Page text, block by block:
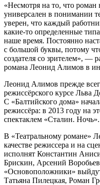
«Несмотря на то, что
универсален в понимании
уверен, что каждый
какие-то определенные
наше время. Постоянно
с большой буквы, потому
создателя со зрителем», —
романа Леонид Алимов в
Леонид Алимов прежде
режиссёрского курсе Льва
С «Балтийского дома»
режиссёра: в 2013 году на
спектаклем «Сталин. Ночь».
В «Театральному романе»
качестве режиссера и на
исполнят Константин
Брискин, Арсений
«Основоположники»
Татьяна Пилецкая, Роман